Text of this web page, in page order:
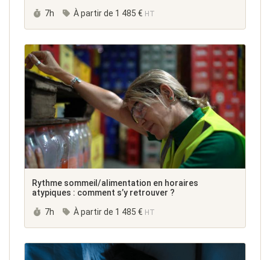
Durée :
7h À partir de 1 485 € HT
Rythme sommeil/alimentation en horaires
atypiques : comment s’y retrouver ?
Durée :
7h À partir de 1 485 € HT